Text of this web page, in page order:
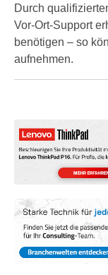
Durch
Vor-Ort-Support
benötigen – so
aufnehmen.